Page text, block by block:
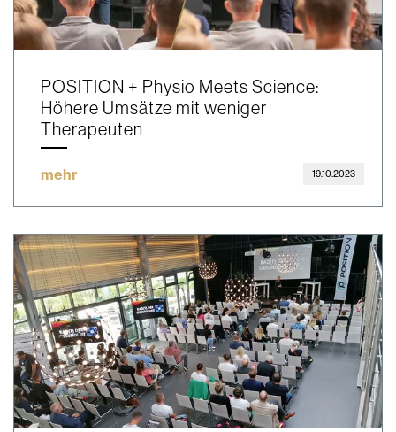
POSITION + Physio Meets Science:
Höhere Umsätze mit weniger
Therapeuten
mehr 19.10.2023